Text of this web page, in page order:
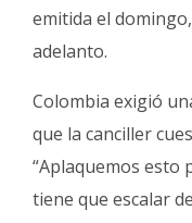
emitida el
adelanto.
Colombia exigió
que la canciller
“Aplaquemos esto
tiene que escalar